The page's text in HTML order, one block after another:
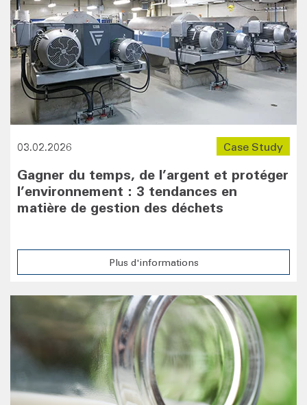
Case Study
03.02.2026
Gagner du temps, de l’argent et protéger
l’environnement : 3 tendances en
matière de gestion des déchets
Plus d'informations